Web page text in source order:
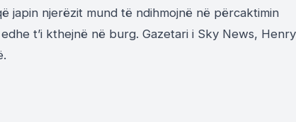
japin njerëzit mund të ndihmojnë në përcaktimin
t’i kthejnë në burg. Gazetari i Sky News, Henry